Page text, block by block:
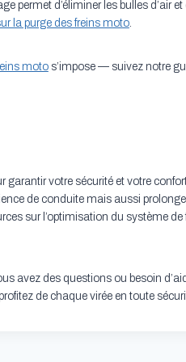
permet d’éliminer les bulles d’air
la purge des freins moto.
motos’impose — suivez notre
garantir votre sécurité et votre
de conduite mais aussi
sur l’optimisation du système
avez des questions ou besoin
de chaque virée en toute